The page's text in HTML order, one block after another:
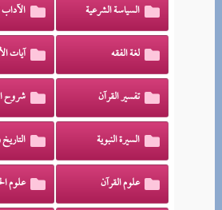
السياسة الشرعية
لغة الفقه آيات
تفسير القرآن شروح
السيرة النبوية
علوم القرآن علوم